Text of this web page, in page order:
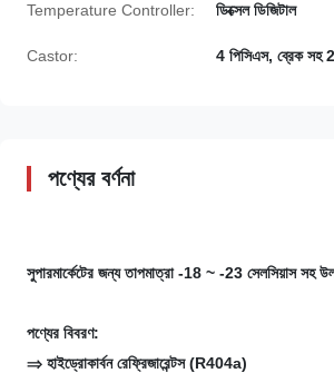
Temperature Controller: ডিক্সেল ডিজিটাল
Castor: 4 পিসিএস, ব্রেক সহ 2
পণ্যের বর্ণনা
সুপারমার্কেটের জন্য তাপমাত্রা -18 ~ -23 সেলসিয়াস সহ
পণ্যের বিবরণ:
⇒ হাইড্রোকার্বন রেফ্রিজারেন্টস (R404a)